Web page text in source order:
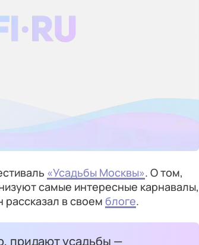
«Усадьбы Москвы». О том,
самые интересные карнавалы,
рассказал в своем блоге.
придают усадьбы —